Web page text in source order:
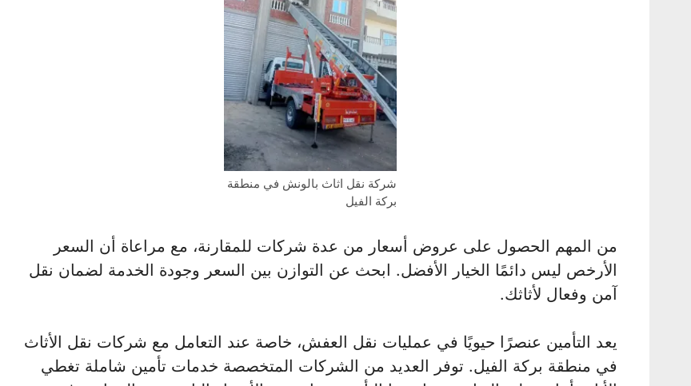
شركة نقل اثاث بالونش في منطقة
بركة الفيل
من المهم الحصول على عروض أسعار من عدة شركات للمقارنة، مع مراعاة أن السعر
الأرخص ليس دائمًا الخيار الأفضل. ابحث عن التوازن بين السعر وجودة الخدمة لضمان نقل
آمن وفعال لأثاثك.
يعد التأمين عنصرًا حيويًا في عمليات نقل العفش، خاصة عند التعامل مع شركات نقل الأثاث
في منطقة بركة الفيل. توفر العديد من الشركات المتخصصة خدمات تأمين شاملة تغطي